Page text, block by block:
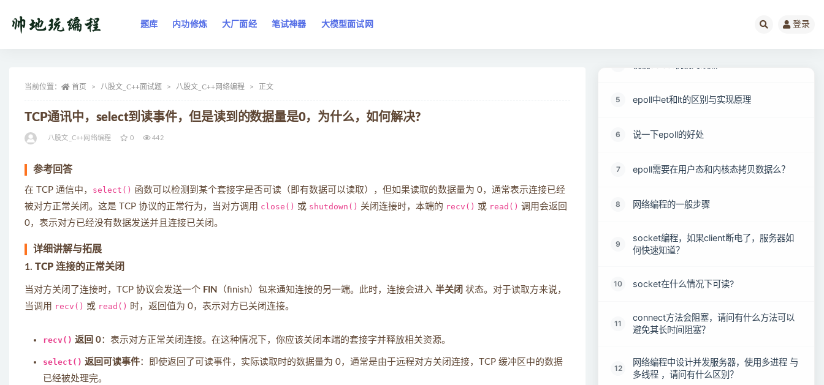
题库 内功修炼 大厂面经 笔试神器 大模型面试网 登录
当前位置： 首页 八股文_C++面试题 八股文_C++网络编程 正文
TCP通讯中，select到读事件，但是读到的数据量是0，为什么，如何解决?
八股文_C++网络编程 0 442
参考回答
在 TCP 通信中， select() 函数可以检测到某个套接字是否可读（即有数据可以读取），但如果读取的数据量为 0，通常表示连接已经
被对方正常关闭。这是 TCP 协议的正常行为，当对方调用 close() 或 shutdown() 关闭连接时，本端的 recv() 或 read() 调用会返回
0，表示对方已经没有数据发送并且连接已关闭。
详细讲解与拓展
1. TCP 连接的正常关闭
当对方关闭了连接时，TCP 协议会发送一个 FIN （finish）包来通知连接的另一端。此时，连接会进入 半关闭 状态。对于读取方来说，
当调用 recv() 或 read() 时，返回值为 0，表示对方已关闭连接。
recv() 返回 0：表示对方正常关闭连接。在这种情况下，你应该关闭本端的套接字并释放相关资源。
select() 返回可读事件：即使返回了可读事件，实际读取时的数据量为 0，通常是由于远程对方关闭连接，TCP 缓冲区中的数据
已经被处理完。
5 epoll中et和lt的区别与实现原理
6 说一下epoll的好处
7 epoll需要在用户态和内核态拷贝数据么？
8 网络编程的一般步骤
9
socket编程，如果client断电了，服务器如
何快速知道？
10 socket在什么情况下可读?
11
connect方法会阻塞，请问有什么方法可以
避免其长时间阻塞？
12
网络编程中设计并发服务器，使用多进程 与
多线程 ，请问有什么区别？